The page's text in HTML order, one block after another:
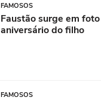
FAMOSOS
Faustão surge em
aniversário do filho
FAMOSOS